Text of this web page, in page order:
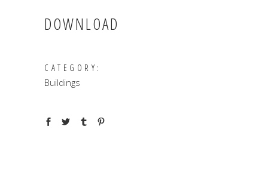
DOWNLOAD
CATEGORY:
Buildings